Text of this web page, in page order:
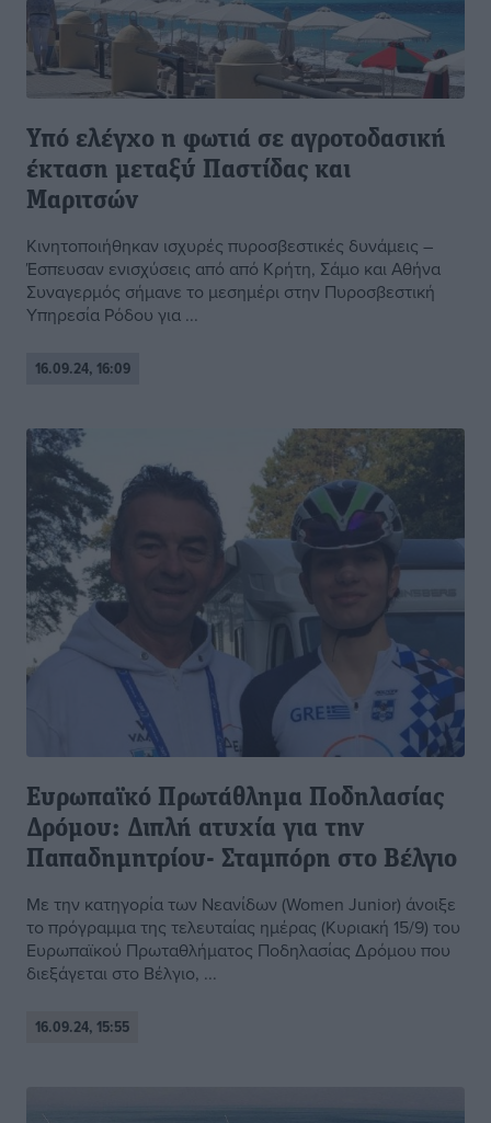
Υπό ελέγχο η φωτιά σε αγροτοδασική
έκταση μεταξύ Παστίδας και
Μαριτσών
Κινητοποιήθηκαν ισχυρές πυροσβεστικές δυνάμεις –
Έσπευσαν ενισχύσεις από από Κρήτη, Σάμο και Αθήνα
Συναγερμός σήμανε το μεσημέρι στην Πυροσβεστική
Υπηρεσία Ρόδου για ...
16.09.24, 16:09
Ευρωπαϊκό Πρωτάθλημα Ποδηλασίας
Δρόμου: Διπλή ατυχία για την
Παπαδημητρίου- Σταμπόρη στο Βέλγιο
Με την κατηγορία των Νεανίδων (Women Junior) άνοιξε
το πρόγραμμα της τελευταίας ημέρας (Κυριακή 15/9) του
Ευρωπαϊκού Πρωταθλήματος Ποδηλασίας Δρόμου που
διεξάγεται στο Βέλγιο, ...
16.09.24, 15:55